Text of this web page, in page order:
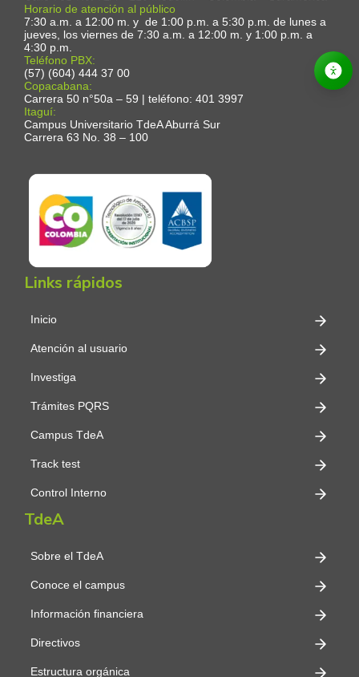
Horario de atención al público
7:30 a.m. a 12:00 m. y de 1:00 p.m. a 5:30 p.m. de lunes a
jueves, los viernes de 7:30 a.m. a 12:00 m. y 1:00 p.m. a
4:30 p.m.
Teléfono PBX:
(57) (604) 444 37 00
Copacabana:
Carrera 50 n°50a – 59 | teléfono: 401 3997
Itaguí:
Campus Universitario TdeA Aburrá Sur
Carrera 63 No. 38 – 100
Links rápidos
Inicio
Atención al usuario
Investiga
Trámites PQRS
Campus TdeA
Track test
Control Interno
TdeA
Sobre el TdeA
Conoce el campus
Información financiera
Directivos
Estructura orgánica